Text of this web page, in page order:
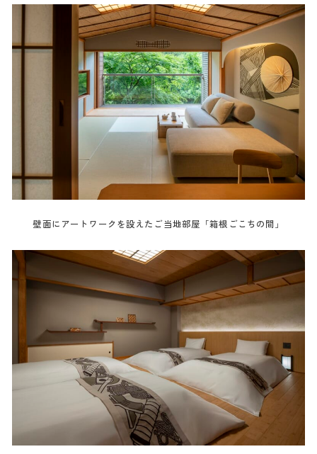
壁面にアートワークを設えたご当地部屋「箱根ごこちの間」